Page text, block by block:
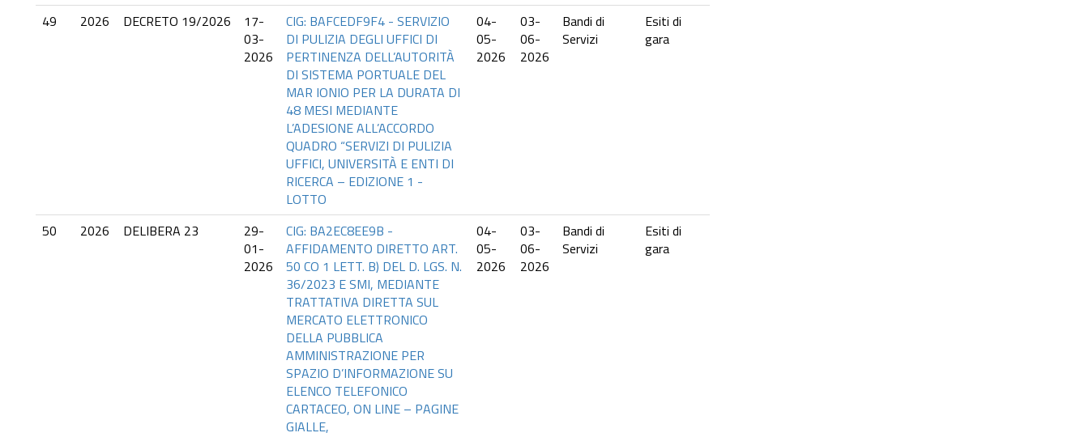
49 2026 DECRETO 19/2026
17-
03-
2026
CIG: BAFCEDF9F4 - SERVIZIO
DI PULIZIA DEGLI UFFICI DI
PERTINENZA DELL’AUTORITÀ
DI SISTEMA PORTUALE DEL
MAR IONIO PER LA DURATA DI
48 MESI MEDIANTE
L’ADESIONE ALL’ACCORDO
QUADRO “SERVIZI DI PULIZIA
UFFICI, UNIVERSITÀ E ENTI DI
RICERCA – EDIZIONE 1 -
LOTTO
04-
05-
2026
03-
06-
2026
Bandi di
Servizi
Esiti di
gara
50 2026 DELIBERA 23
29-
01-
2026
CIG: BA2EC8EE9B -
AFFIDAMENTO DIRETTO ART.
50 CO 1 LETT. B) DEL D. LGS. N.
36/2023 E SMI, MEDIANTE
TRATTATIVA DIRETTA SUL
MERCATO ELETTRONICO
DELLA PUBBLICA
AMMINISTRAZIONE PER
SPAZIO D’INFORMAZIONE SU
ELENCO TELEFONICO
CARTACEO, ON LINE – PAGINE
GIALLE,
04-
05-
2026
03-
06-
2026
Bandi di
Servizi
Esiti di
gara